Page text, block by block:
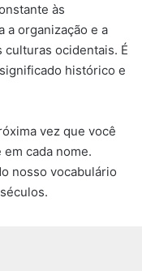
às
a organização e a
ocidentais. É
histórico e
vez que você
cada nome.
nosso vocabulário